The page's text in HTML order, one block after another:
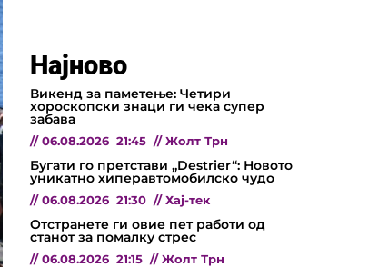
Најново
Викенд за паметење: Четири
хороскопски знаци ги чека супер
забава
// 06.08.2026 21:45 // Жолт Трн
Бугати го претстави „Destrier“: Новото
уникатно хиперавтомобилско чудо
// 06.08.2026 21:30 // Хај-тек
Отстранете ги овие пет работи од
станот за помалку стрес
// 06.08.2026 21:15 // Жолт Трн